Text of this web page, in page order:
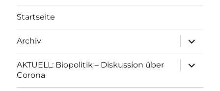
Startseite
Archiv
anzeigen
AKTUELL: Biopolitik – Diskussion über
Corona
anzeigen